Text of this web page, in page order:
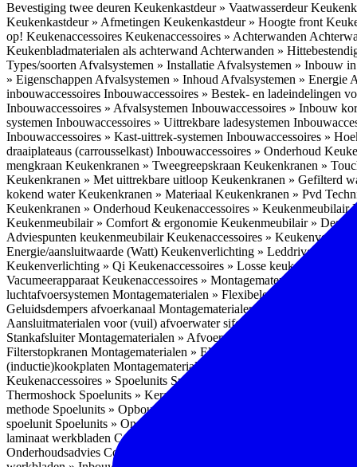
Bevestiging twee deuren Keukenkastdeur » Vaatwasserdeur
Keukenkastdeur » Afmetingen Keukenkastdeur » Hoogte front
op! Keukenaccessoires Keukenaccessoires » Achterwanden
Keukenbladmaterialen als achterwand Achterwanden »
Types/soorten Afvalsystemen » Installatie Afvalsystemen » Inbouw
» Eigenschappen Afvalsystemen » Inhoud Afvalsystemen » Energie
inbouwaccessoires Inbouwaccessoires » Bestek- en ladeindelingen
Inbouwaccessoires » Afvalsystemen Inbouwaccessoires » Inbouw
systemen Inbouwaccessoires » Uittrekbare ladesystemen
Inbouwaccessoires » Kast-uittrek-systemen Inbouwaccessoires »
draaiplateaus (carrousselkast) Inbouwaccessoires » Onderhoud
mengkraan Keukenkranen » Tweegreepskraan Keukenkranen »
Keukenkranen » Met uittrekbare uitloop Keukenkranen » Gefilterd
kokend waterKeukenkranen » Materiaal Keukenkranen » Pvd
Keukenkranen » Onderhoud Keukenaccessoires » Keukenmeubilair
Keukenmeubilair » Comfort & ergonomie Keukenmeubilair »
Adviespunten keukenmeubilairKeukenaccessoires »
Energie/aansluitwaarde (Watt) Keukenverlichting » Leddriver
Keukenverlichting » Qi Keukenaccessoires » Losse keukenapparaten
Vacumeerapparaat Keukenaccessoires » Montagematerialen
luchtafvoersystemen Montagematerialen » Flexibele (ronde)
Geluidsdempers afvoerkanaal Montagematerialen » Aansluitmaterialen
Aansluitmaterialen voor (vuil) afvoerwater sifons
StankafsluiterMontagematerialen » Afvoerpluggen t.b.v. spoelunits
Filterstopkranen Montagematerialen » Elektra aansluitmateriaal
(inductie)kookplaten Montagematerialen » Combiregelaar
Keukenaccessoires » Spoelunits Spoelunits » Types/soorten
Thermoshock Spoelunits » Keramiek
methode Spoelunits » Opbouw methode
spoelunit Spoelunits » Onderhoud
laminaat werkbladen Compact laminaat werkbladen » Nadelen
Onderhoudsadvies Compact laminaat